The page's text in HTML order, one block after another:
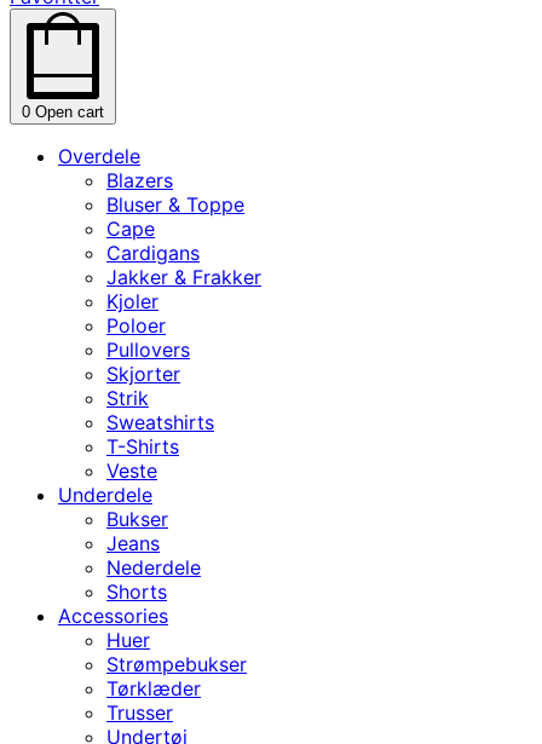
0 Open cart
Overdele
Blazers
Bluser & Toppe
Cape
Cardigans
Jakker & Frakker
Kjoler
Poloer
Pullovers
Skjorter
Strik
Sweatshirts
T-Shirts
Veste
Underdele
Bukser
Jeans
Nederdele
Shorts
Accessories
Huer
Strømpebukser
Tørklæder
Trusser
Undertøj